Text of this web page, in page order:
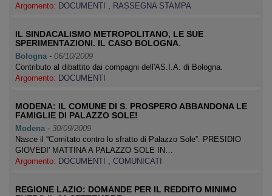
Argomento: DOCUMENTI , RASSEGNA STAMPA
IL SINDACALISMO METROPOLITANO, LE SUE
SPERIMENTAZIONI. IL CASO BOLOGNA.
Bologna - 06/10/2009
Contributo al dibattito dai compagni dell'AS.I.A. di Bologna.
Argomento: DOCUMENTI
MODENA: IL COMUNE DI S. PROSPERO ABBANDONA LE
FAMIGLIE DI PALAZZO SOLE!
Modena - 30/09/2009
Nasce il “Comitato contro lo sfratto di Palazzo Sole”. PRESIDIO
GIOVEDI' MATTINA A PALAZZO SOLE IN…
Argomento: DOCUMENTI , COMUNICATI
REGIONE LAZIO: DOMANDE PER IL REDDITO MINIMO